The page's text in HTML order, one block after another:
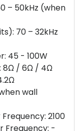
– 50kHz (when
70 – 32kHz
45 - 100W
8Ω / 6Ω / 4Ω
wall
2100
Frequency: -